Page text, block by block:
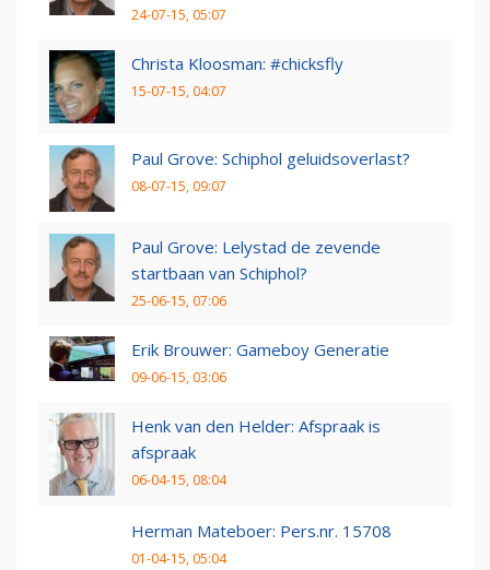
24-07-15, 05:07
Christa Kloosman: #chicksfly
15-07-15, 04:07
Paul Grove: Schiphol geluidsoverlast?
08-07-15, 09:07
Paul Grove: Lelystad de zevende
startbaan van Schiphol?
25-06-15, 07:06
Erik Brouwer: Gameboy Generatie
09-06-15, 03:06
Henk van den Helder: Afspraak is
afspraak
06-04-15, 08:04
Herman Mateboer: Pers.nr. 15708
01-04-15, 05:04